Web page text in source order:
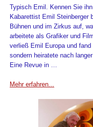
Typisch Emil. Kennen Sie
Kabarettist Emil Steinberger
Bühnen und im Zirkus auf,
arbeitete als Grafiker und
verließ Emil Europa und
sondern heiratete nach
Eine Revue in …
Mehr erfahren...